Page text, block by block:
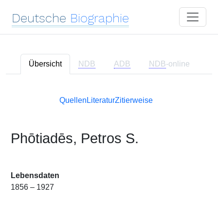
Deutsche Biographie
Übersicht NDB ADB NDB-online
Quellen LiteraturZitierweise
Phōtiadēs, Petros S.
Lebensdaten
1856 – 1927